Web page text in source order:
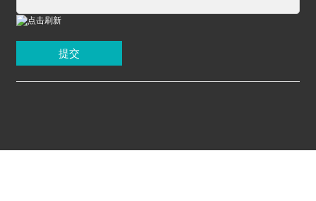
提交